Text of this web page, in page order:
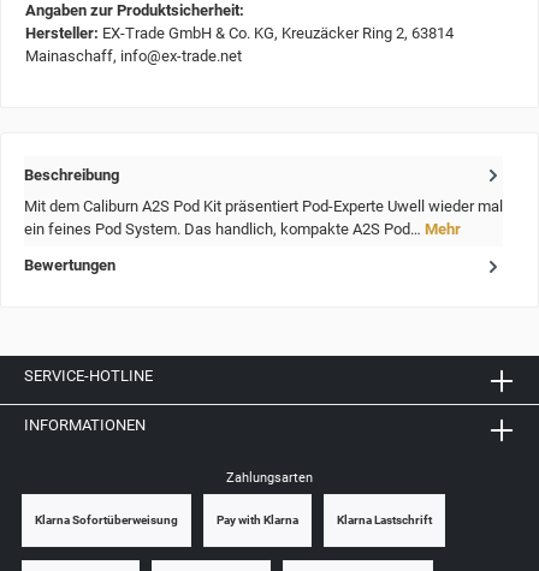
Angaben zur Produktsicherheit:
Hersteller: EX-Trade GmbH & Co. KG, Kreuzäcker Ring 2, 63814
Mainaschaff, info@ex-trade.net
Beschreibung
Mit dem Caliburn A2S Pod Kit präsentiert Pod-Experte Uwell wieder mal
ein feines Pod System. Das handlich, kompakte A2S Pod… Mehr
Bewertungen
SERVICE-HOTLINE
INFORMATIONEN
Zahlungsarten
Klarna Sofortüberweisung Pay with Klarna Klarna Lastschrift